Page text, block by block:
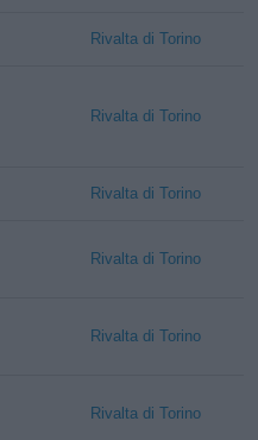
Rivalta di Torino
Rivalta di Torino
Rivalta di Torino
Rivalta di Torino
Rivalta di Torino
Rivalta di Torino